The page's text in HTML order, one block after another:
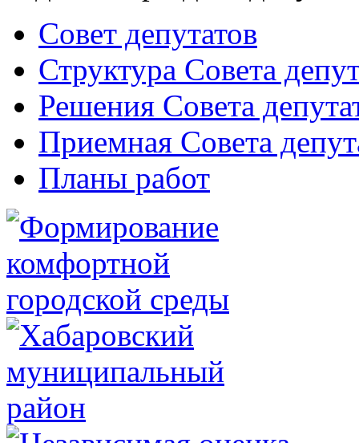
Совет депутатов
Структура Совета
Решения Совета
Приемная Совета
Планы работ